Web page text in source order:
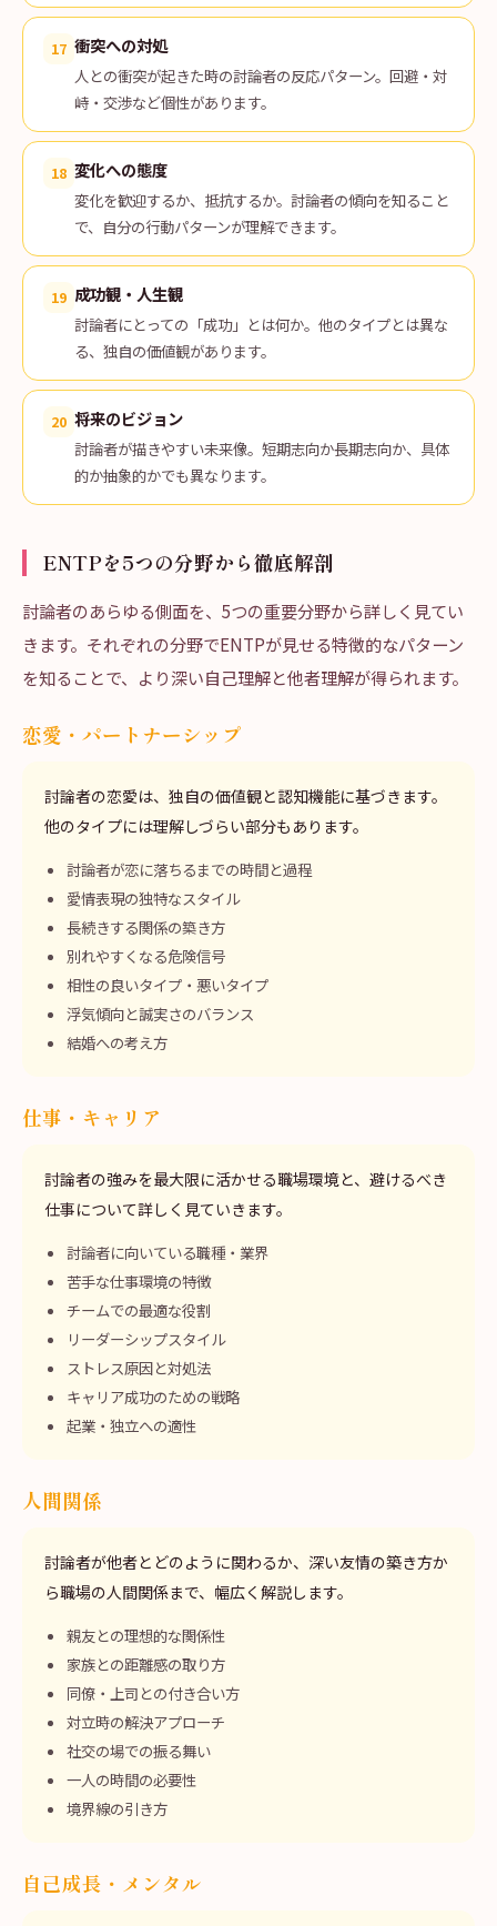
17 衝突への対処
人との衝突が起きた時の討論者の反応パターン。回避・対
峙・交渉など個性があります。
18 変化への態度
変化を歓迎するか、抵抗するか。討論者の傾向を知ること
で、自分の行動パターンが理解できます。
19 成功観・人生観
討論者にとっての「成功」とは何か。他のタイプとは異な
る、独自の価値観があります。
20 将来のビジョン
討論者が描きやすい未来像。短期志向か長期志向か、具体
的か抽象的かでも異なります。
ENTPを5つの分野から徹底解剖
討論者のあらゆる側面を、5つの重要分野から詳しく見てい
きます。それぞれの分野でENTPが見せる特徴的なパターン
を知ることで、より深い自己理解と他者理解が得られます。
恋愛・パートナーシップ
討論者の恋愛は、独自の価値観と認知機能に基づきます。
他のタイプには理解しづらい部分もあります。
討論者が恋に落ちるまでの時間と過程
愛情表現の独特なスタイル
長続きする関係の築き方
別れやすくなる危険信号
相性の良いタイプ・悪いタイプ
浮気傾向と誠実さのバランス
結婚への考え方
仕事・キャリア
討論者の強みを最大限に活かせる職場環境と、避けるべき
仕事について詳しく見ていきます。
討論者に向いている職種・業界
苦手な仕事環境の特徴
チームでの最適な役割
リーダーシップスタイル
ストレス原因と対処法
キャリア成功のための戦略
起業・独立への適性
人間関係
討論者が他者とどのように関わるか、深い友情の築き方か
ら職場の人間関係まで、幅広く解説します。
親友との理想的な関係性
家族との距離感の取り方
同僚・上司との付き合い方
対立時の解決アプローチ
社交の場での振る舞い
一人の時間の必要性
境界線の引き方
自己成長・メンタル